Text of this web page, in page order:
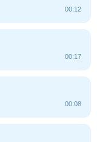
00:12
00:17
00:08